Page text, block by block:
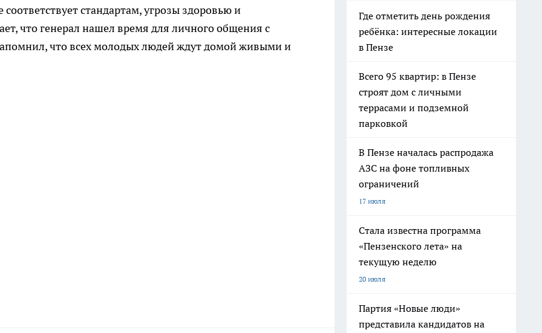
стандартам, угрозы здоровью и
что генерал нашел время для личного общения с
что всех молодых людей ждут домой живыми и
Где отметить день рождения
ребёнка: интересные локации
в Пензе
Всего 95 квартир: в Пензе
строят дом с личными
террасами и подземной
парковкой
В Пензе началась распродажа
АЗС на фоне топливных
ограничений
17 июля
Стала известна программа
«Пензенского лета» на
текущую неделю
20 июля
Партия «Новые люди»
представила кандидатов на